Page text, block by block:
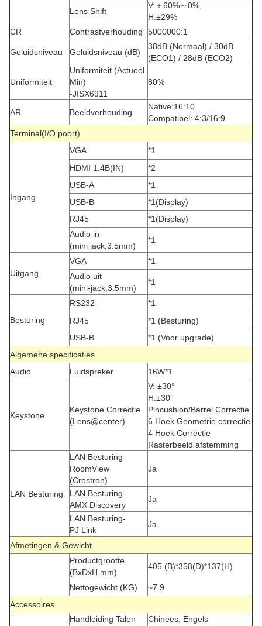
Lens Shift
V:＋60%～0%,
H:±29%
CR
Contrastverhouding 5000000:1
Geluidsniveau Geluidsniveau (dB)
38dB (Normaal) / 30dB
(ECO1) / 28dB (ECO2)
Uniformiteit
Uniformiteit (Actueel
Min)
-JISX6911
80%
AR Beeldverhouding
Native:16:10
Compatibel: 4:3/16:9
Terminal(I/O poort)
Ingang
VGA
*1
HDMI 1.4B(IN)
*2
USB-A
*1
USB-B
*1(Display)
RJ45
*1(Display)
Audio in
(mini jack,3.5mm)
*1
Uitgang
VGA
*1
Audio uit
(mini-jack,3.5mm)
*1
Besturing
RS232
*1
RJ45
*1 (Besturing)
USB-B
*1 (Voor upgrade)
Algemene specificaties
Audio
Luidspreker 16W*1
Keystone
Keystone Correctie
(Lens@center)
V: ±30°
H:±30°
Pincushion/Barrel Correctie
6 Hoek Geometrie correctie
4 Hoek Correctie
Rasterbeeld afstemming
LAN Besturing
LAN Besturing-
RoomView
(Crestron)
Ja
LAN Besturing-
AMX Discovery
Ja
LAN Besturing-
PJ Link
Ja
Afmetingen & Gewicht
Productgrootte
(BxDxH mm)
405 (B)*358(D)*137(H)
Nettogewicht (KG)
~7.9
Accessoires
Handleiding Talen
Chinees, Engels